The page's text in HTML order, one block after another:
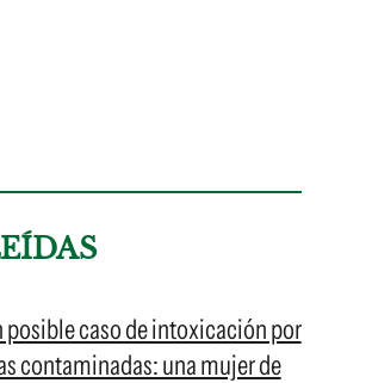
posible caso de intoxicación por
contaminadas: una mujer de